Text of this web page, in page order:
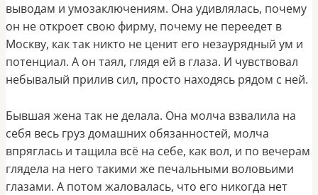
выводам и умозаключениям. Она удивлялась, почему
он не откроет свою фирму, почему не переедет в
Москву, как так никто не ценит его незаурядный ум и
потенциал. А он таял, глядя ей в глаза. И чувствовал
небывалый прилив сил, просто находясь рядом с ней.
Бывшая жена так не делала. Она молча взвалила на
себя весь груз домашних обязанностей, молча
впряглась и тащила всё на себе, как вол, и по вечерам
глядела на него такими же печальными воловьими
глазами. А потом жаловалась, что его никогда нет